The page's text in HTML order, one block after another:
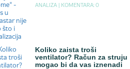
ANALIZA | KOMENTARA: 0
Koliko zaista troši
ventilator? Račun za struju
mogao bi da vas iznenadi